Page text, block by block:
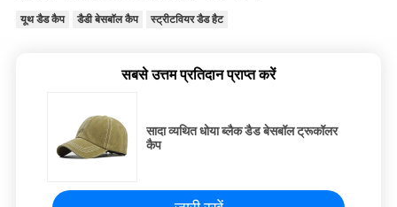
यूथ डैड कैप डैडी बेसबॉल कैप स्ट्रीटवियर डैड हैट
सबसे उत्तम प्रतिदान प्राप्त करें
सादा व्यथित धोया ब्लैक डैड बेसबॉल ट्रूकॉलर
कैप